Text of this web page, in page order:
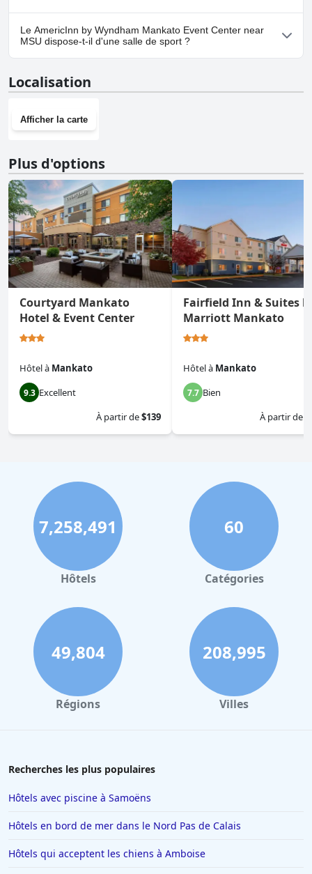
Oui, un parking est disponible à AmericInn by Wyndham
Mankato Event Center near MSU.
Le AmericInn by Wyndham Mankato Event Center near
MSU dispose-t-il d'une salle de sport ?
dispose d'une salle de sport.
Localisation
Afficher la carte
Plus d'options
Courtyard Mankato
Hotel & Event Center
Hôtelà Mankato
9.3 Excellent
À partir de$139
Fairfield Inn & Suites
Marriott Mankato
Hôtelà Mankato
7.7 Bien
À partir de
7,258,491
Hôtels
60
Catégories
49,804
Régions
208,995
Villes
Recherches les plus populaires
Hôtels avec piscine à Samoëns
Hôtels en bord de mer dans le Nord Pas de Calais
Hôtels qui acceptent les chiens à Amboise